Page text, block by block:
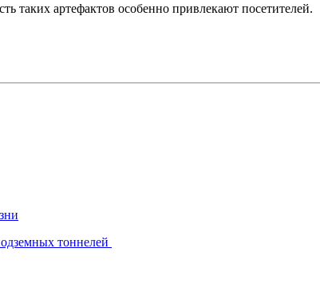
таких артефактов особенно привлекают посетителей.
тоннелей